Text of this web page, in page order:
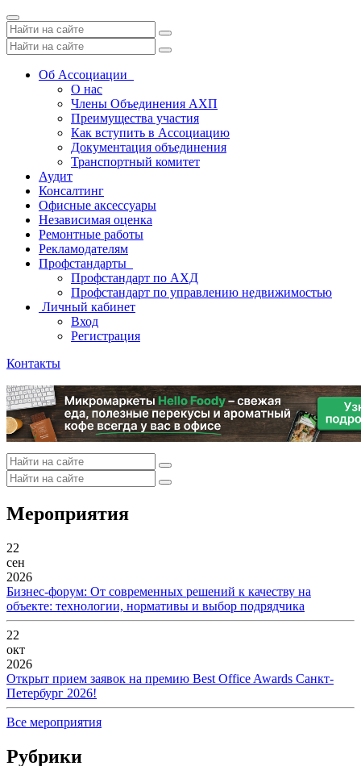
Toggle
navigation
Об Ассоциации
О нас
Члены Объединения АХП
Преимущества участия
Как вступить в Ассоциацию
Документация объединения
Транспортный комитет
Аудит
Консалтинг
Офисные аксессуары
Независимая оценка
Ремонтные работы
Рекламодателям
Профстандарты
Профстандарт по АХД
Профстандарт по управлению недвижимостью
Личный кабинет
Вход
Регистрация
Контакты
Мероприятия
22
сен
2026
Бизнес-форум: От современных решений к качеству на
объекте: технологии, нормативы и выбор подрядчика
22
окт
2026
Открыт прием заявок на премию Best Office Awards Санкт-
Петербург 2026!
Все мероприятия
Рубрики